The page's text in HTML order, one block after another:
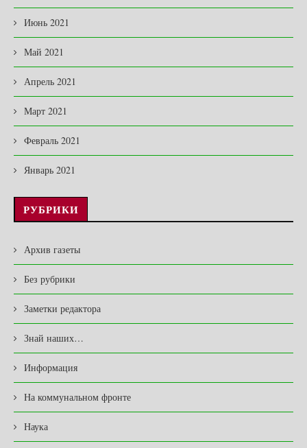
Июнь 2021
Май 2021
Апрель 2021
Март 2021
Февраль 2021
Январь 2021
РУБРИКИ
Архив газеты
Без рубрики
Заметки редактора
Знай наших…
Информация
На коммунальном фронте
Наука